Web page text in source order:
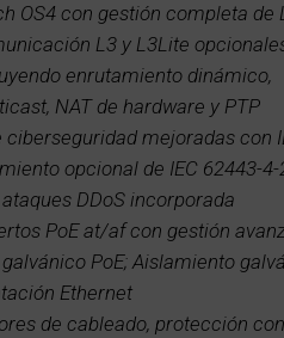
OS4 con gestión completa de
L3 y L3Lite
enrutamiento dinámico,
NAT de hardware y PTP
mejoradas con
opcional de IEC 62443-4-
DDoS incorporada
PoE at/af con gestión
PoE; Aislamiento
Ethernet
de cableado, protección